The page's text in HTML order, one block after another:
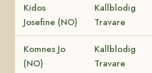
Kidos
Josefine (NO)
Kallblodig
Travare
Komnes Jo
(NO)
Kallblodig
Travare